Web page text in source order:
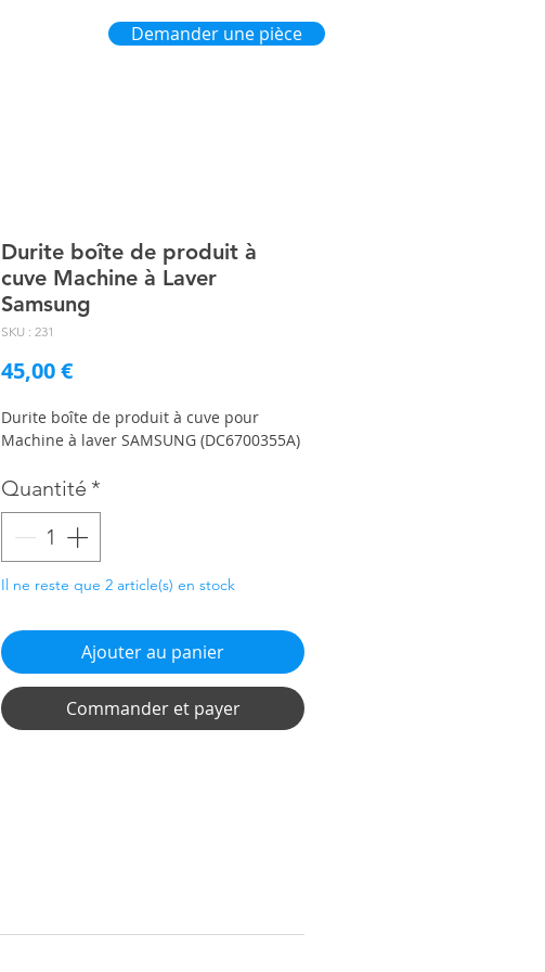
Demander une pièce
Durite boîte de produit à
cuve Machine à Laver
Samsung
SKU : 231
45,00 €Prix
Durite boîte de produit à cuve pour
Machine à laver SAMSUNG (DC6700355A)
Quantité *
Il ne reste que 2 article(s) en stock
Ajouter au panier
Commander et payer